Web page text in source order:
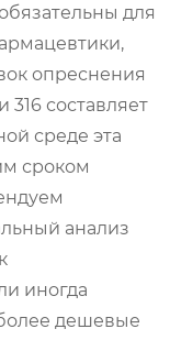
для
опреснения
составляет
среде эта
сроком
анализ
иногда
дешевые